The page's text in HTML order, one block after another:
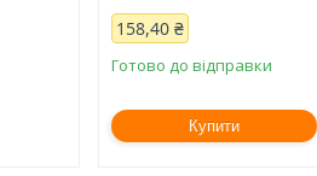
158,40 ₴
Готово до відправки
Купити